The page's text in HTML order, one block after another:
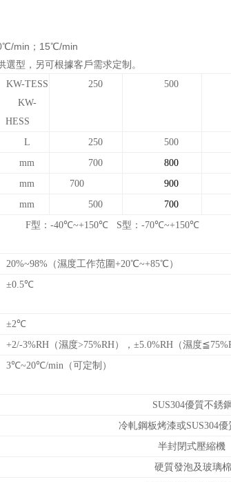
min；15℃/min
，另可根據客戶需求定制。
KW-TESS
KW-
HESS
250 500
L 250 500
mm 700 800
mm 700 900
mm 500 700
F型： -40℃~+150℃S型： -70℃~+150℃
20%~98%（濕度工作范圍+20℃~+85℃ ）
±0.5℃
±2℃
+2/-3%RH（濕度>75%RH）， ±5.0%RH（濕度≦75
3℃~20℃/min（可定制）
SUS304優質不銹鋼
冷軋鋼板烤漆或SUS304優
半封閉式壓縮機
硬質發泡及玻璃棉